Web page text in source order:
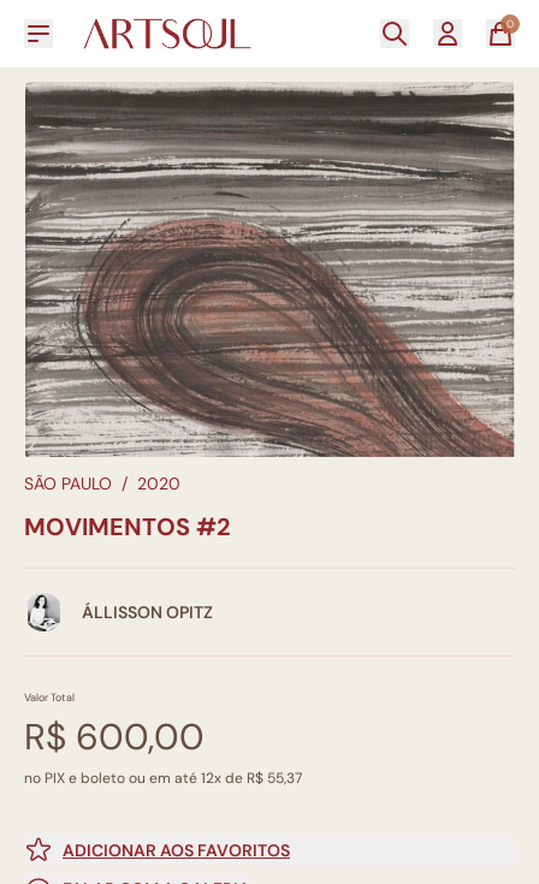
0
SÃO PAULO / 2020
MOVIMENTOS #2
ÁLLISSON OPITZ
Valor Total
R$ 600,00
no PIX e boleto ou em até 12x de R$ 55,37
ADICIONAR AOS FAVORITOS